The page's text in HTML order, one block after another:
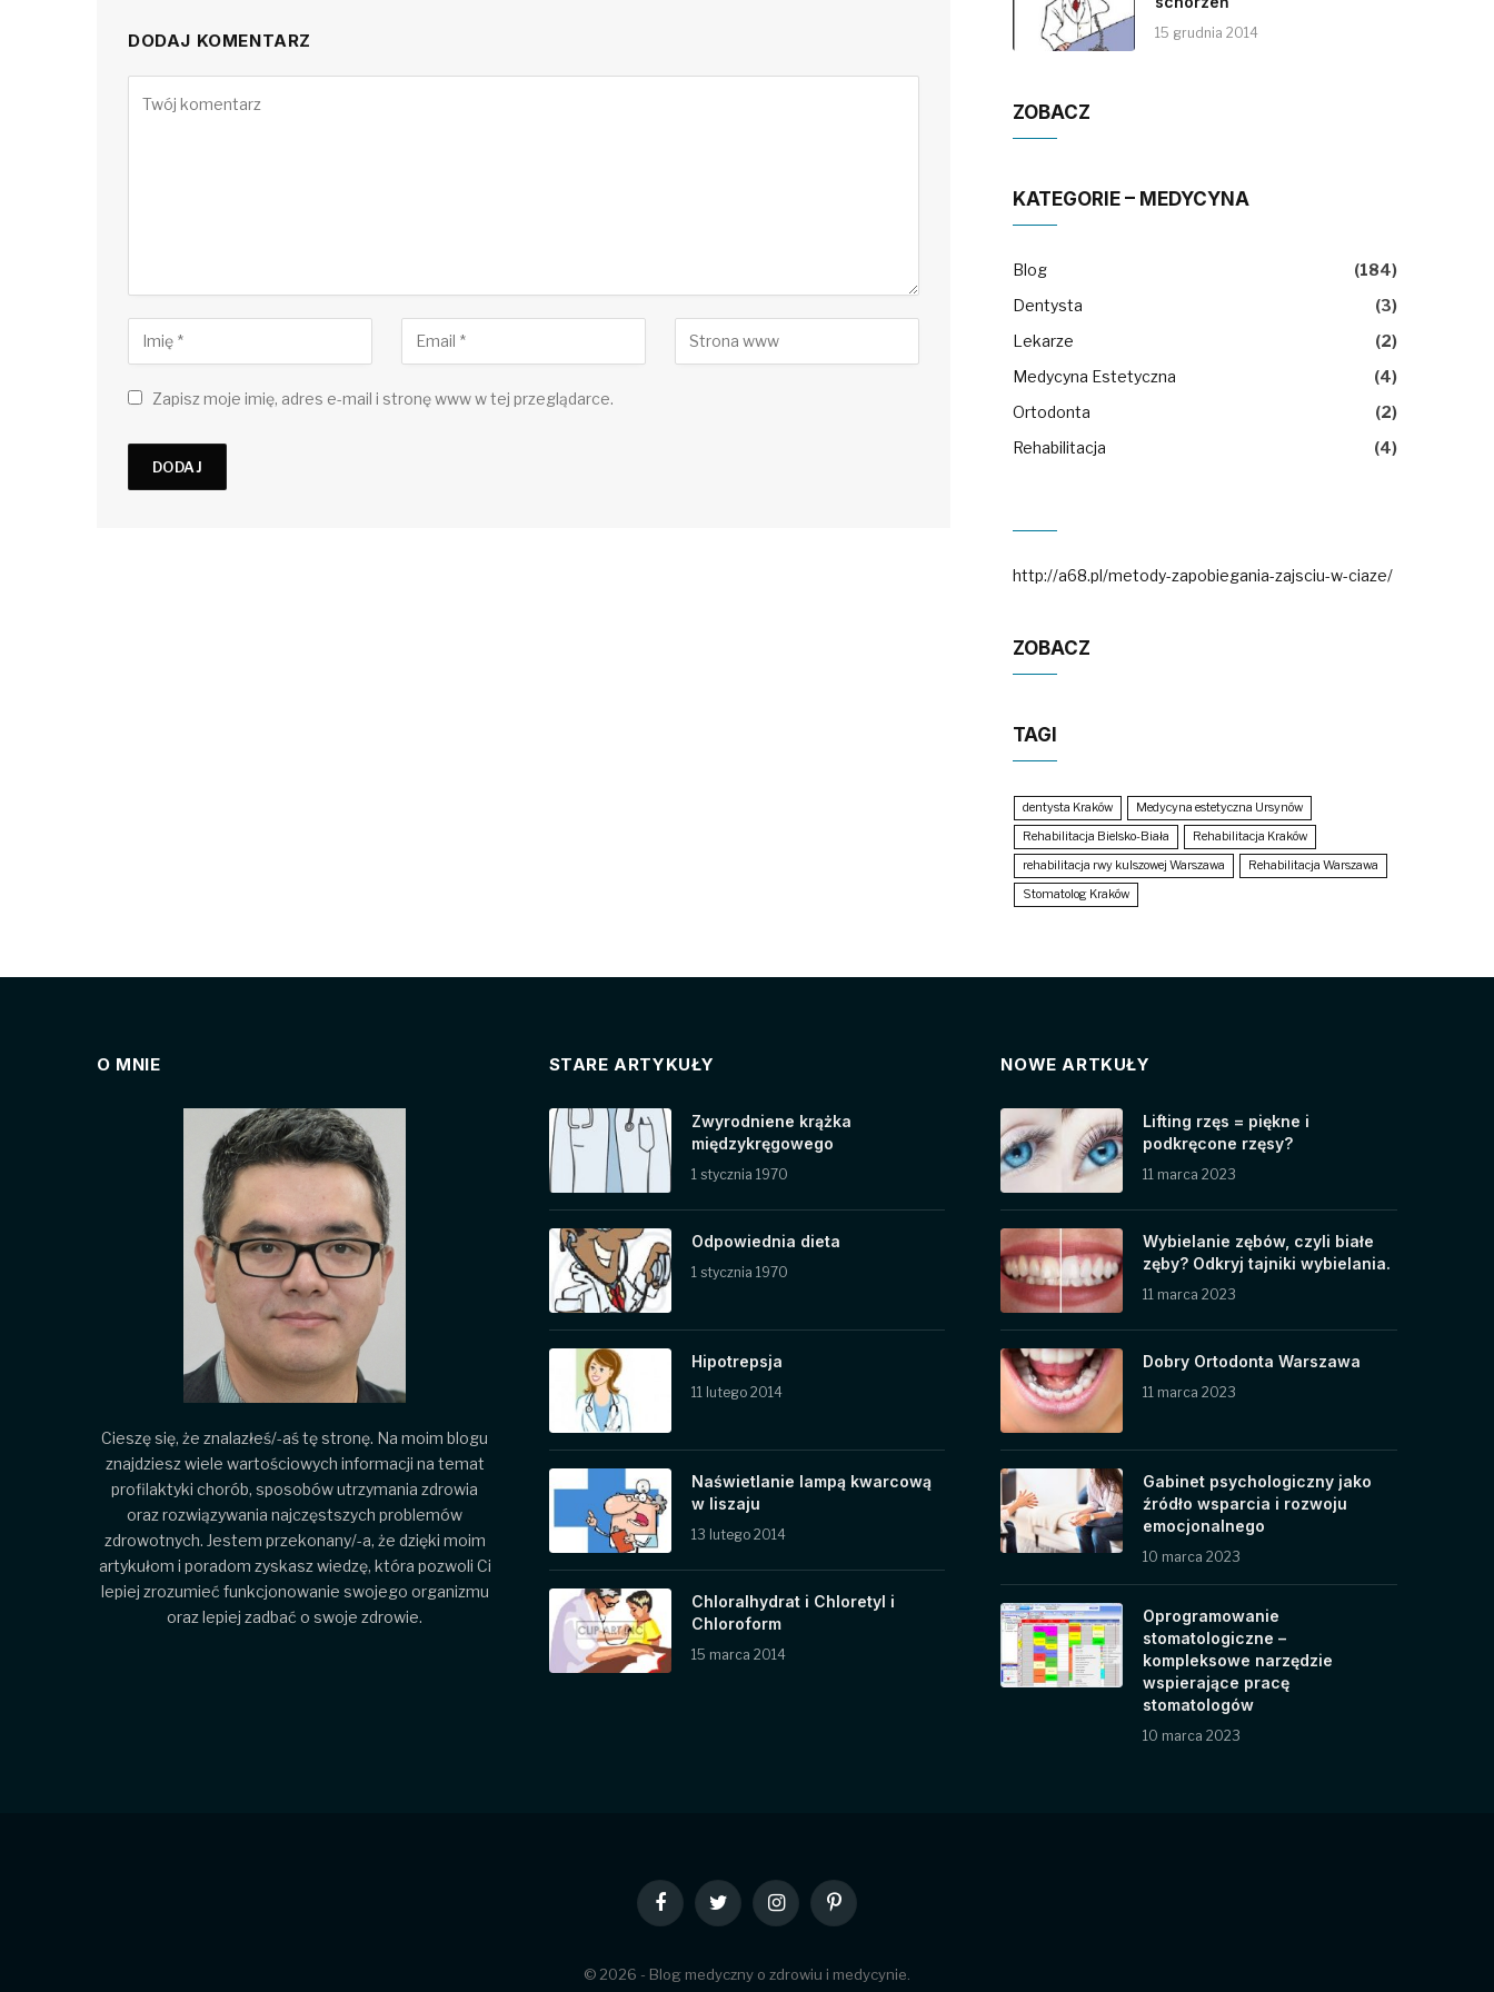
DODAJ KOMENTARZ
Zapisz moje imię, adres e-mail i stronę www w tej przeglądarce.
15 grudnia 2014
ZOBACZ
KATEGORIE – MEDYCYNA
Blog
(184)
Dentysta
(3)
Lekarze
(2)
Medycyna Estetyczna
(4)
Ortodonta
(2)
Rehabilitacja
(4)
http://a68.pl/metody-zapobiegania-zajsciu-w-ciaze/
ZOBACZ
TAGI
dentysta Kraków
Medycyna estetyczna Ursynów
Rehabilitacja Bielsko-Biała
Rehabilitacja Kraków
rehabilitacja rwy kulszowej Warszawa
Rehabilitacja Warszawa
Stomatolog Kraków
O MNIE
Cieszę się, że znalazłeś/-aś tę stronę. Na moim blogu
znajdziesz wiele wartościowych informacji na temat
profilaktyki chorób, sposobów utrzymania zdrowia
oraz rozwiązywania najczęstszych problemów
zdrowotnych. Jestem przekonany/-a, że dzięki moim
artykułom i poradom zyskasz wiedzę, która pozwoli Ci
lepiej zrozumieć funkcjonowanie swojego organizmu
oraz lepiej zadbać o swoje zdrowie.
STARE ARTYKUŁY
Zwyrodniene krążka
międzykręgowego
1 stycznia 1970
Odpowiednia dieta
1 stycznia 1970
Hipotrepsja
11 lutego 2014
Naświetlanie lampą kwarcową
w liszaju
13 lutego 2014
Chloralhydrat i Chloretyl i
Chloroform
15 marca 2014
NOWE ARTKUŁY
Lifting rzęs = piękne i
podkręcone rzęsy?
11 marca 2023
Wybielanie zębów, czyli białe
zęby? Odkryj tajniki wybielania.
11 marca 2023
Dobry Ortodonta Warszawa
11 marca 2023
Gabinet psychologiczny jako
źródło wsparcia i rozwoju
emocjonalnego
10 marca 2023
Oprogramowanie
stomatologiczne –
kompleksowe narzędzie
wspierające pracę
stomatologów
10 marca 2023
FacebookTwitter InstagramPinterest
© 2026 - Blog medyczny o zdrowiu i medycynie.